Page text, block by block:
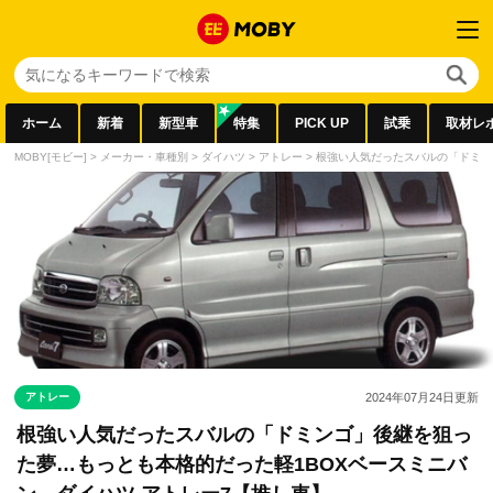
ホーム 新着 新型車 特集 PICK UP 試乗 取材レ
MOBY[モビー] > メーカー・車種別 > ダイハツ > アトレー > 根強い人気だったスバルの「ドミ
アトレー 2024年07月24日更新
根強い人気だったスバルの「ドミンゴ」後継を狙っ
た夢…もっとも本格的だった軽1BOXベースミニバ